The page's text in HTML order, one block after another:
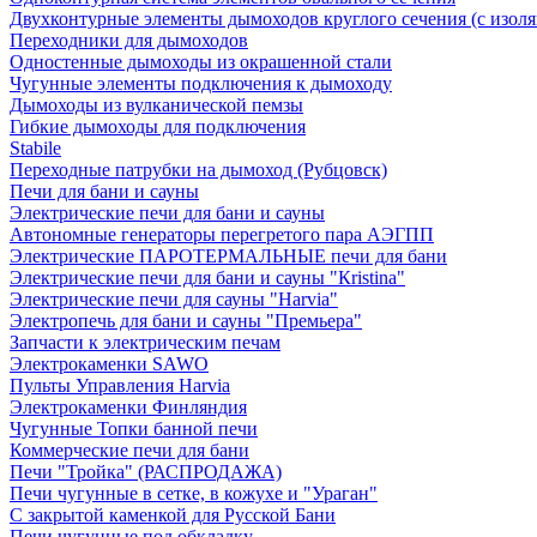
Двухконтурные элементы дымоходов круглого сечения (с
Переходники для дымоходов
Одностенные дымоходы из окрашенной стали
Чугунные элементы подключения к дымоходу
Дымоходы из вулканической пемзы
Гибкие дымоходы для подключения
Stabile
Переходные патрубки на дымоход (Рубцовск)
Печи для бани и сауны
Электрические печи для бани и сауны
Автономные генераторы перегретого пара АЭГПП
Электрические ПАРОТЕРМАЛЬНЫЕ печи для бани
Электрические печи для бани и сауны "Кristina"
Электрические печи для сауны "Harvia"
Электропечь для бани и сауны "Премьера"
Запчасти к электрическим печам
Электрокаменки SAWO
Пульты Управления Harvia
Электрокаменки Финляндия
Чугунные Топки банной печи
Коммерческие печи для бани
Печи "Тройка" (РАСПРОДАЖА)
Печи чугунные в сетке, в кожухе и "Ураган"
С закрытой каменкой для Русской Бани